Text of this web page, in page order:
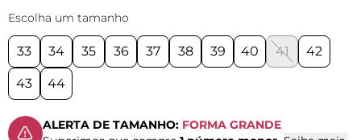
Escolha um tamanho
33 34 35 36 37 38 39 40 41 42
43 44
ALERTA DE TAMANHO: FORMA GRANDE